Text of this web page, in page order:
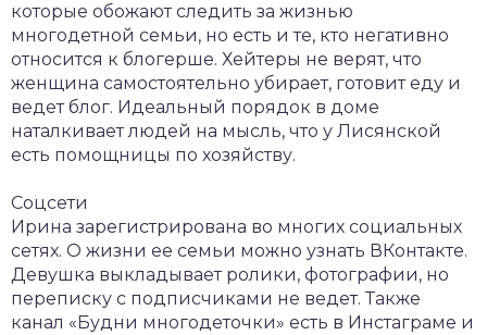
которые обожают следить за жизнью
многодетной семьи, но есть и те, кто негативно
относится к блогерше. Хейтеры не верят, что
женщина самостоятельно убирает, готовит еду и
ведет блог. Идеальный порядок в доме
наталкивает людей на мысль, что у Лисянской
есть помощницы по хозяйству.
Соцсети
Ирина зарегистрирована во многих социальных
сетях. О жизни ее семьи можно узнать ВКонтакте.
Девушка выкладывает ролики, фотографии, но
переписку с подписчиками не ведет. Также
канал «Будни многодеточки» есть в Инстаграме и